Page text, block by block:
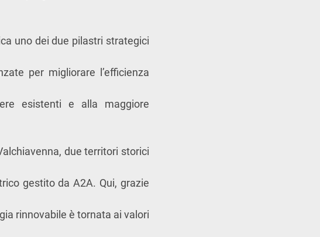
uno dei due pilastri strategici
per migliorare l’efficienza
esistenti e alla maggiore
due territori storici
gestito da A2A. Qui, grazie
rinnovabile è tornata ai valori